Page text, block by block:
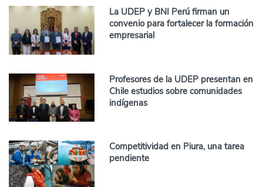
La UDEP y BNI Perú firman un
convenio para fortalecer la formación
empresarial
Profesores de la UDEP presentan en
Chile estudios sobre comunidades
indígenas
Competitividad en Piura, una tarea
pendiente